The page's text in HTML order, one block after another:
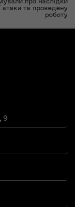
атаки та проведену
роботу
9